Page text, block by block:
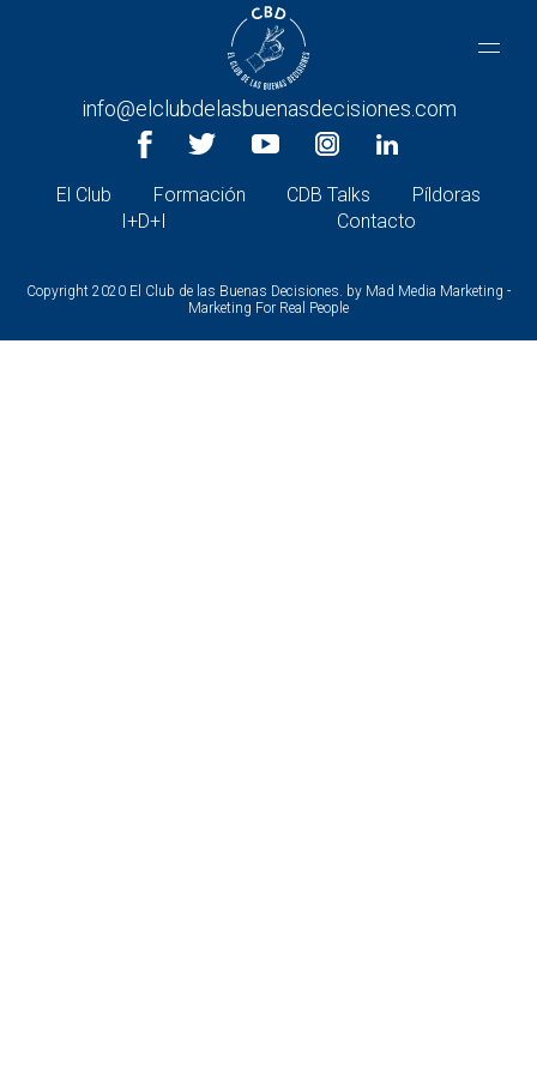
CONTACTA CON NOSOTROS
+34 966 26 30 27 |
info@elclubdelasbuenasdecisiones.com
El Club Formación CDB Talks
Píldoras
I+D+I
Contacto
Copyright 2020 El Club de las Buenas Decisiones. by Mad Media Marketing -
Marketing For Real People